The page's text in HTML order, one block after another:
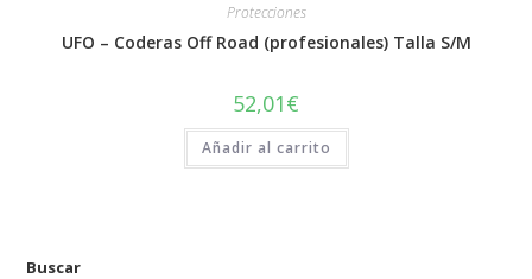
Protecciones
UFO – Coderas Off Road (profesionales) Talla S/M
52,01€
Añadir al carrito
Buscar